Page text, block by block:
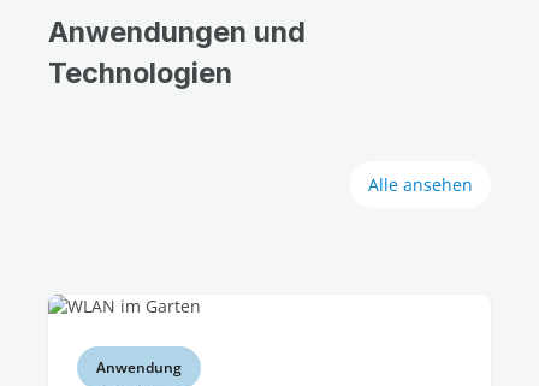
Anwendungen und
Technologien
Alle ansehen
Anwendung